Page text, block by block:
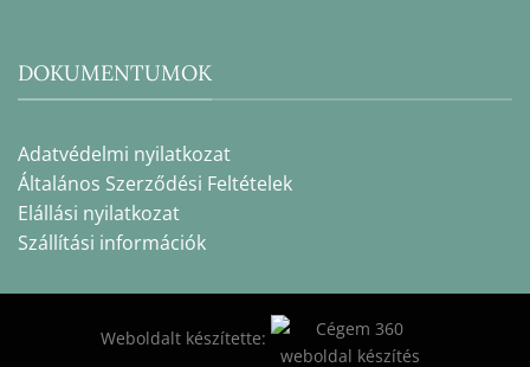
DOKUMENTUMOK
Adatvédelmi nyilatkozat
Általános Szerződési Feltételek
Elállási nyilatkozat
Szállítási információk
Weboldalt készítette: